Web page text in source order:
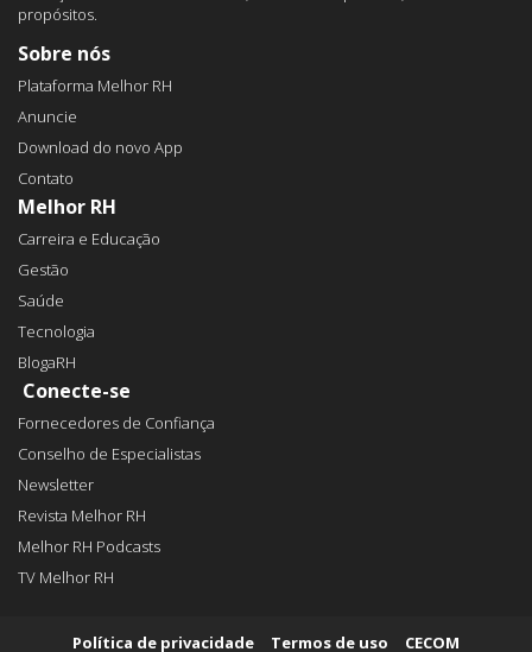
propósitos.
Sobre nós
Plataforma Melhor RH
Anuncie
Download do novo App
Contato
Melhor RH
Carreira e Educação
Gestão
Saúde
Tecnologia
BlogaRH
Conecte-se
Fornecedores de Confiança
Conselho de Especialistas
Newsletter
Revista Melhor RH
Melhor RH Podcasts
TV Melhor RH
Política de privacidade Termos de uso CECOM